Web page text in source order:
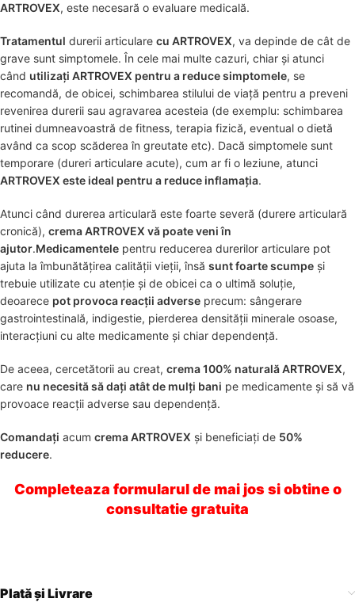
ARTROVEX, este necesară o evaluare medicală.
Tratamentul durerii articulare cu ARTROVEX, va depinde de cât de
grave sunt simptomele. În cele mai multe cazuri, chiar și atunci
când utilizați ARTROVEX pentru a reduce simptomele, se
recomandă, de obicei, schimbarea stilului de viață pentru a preveni
revenirea durerii sau agravarea acesteia (de exemplu: schimbarea
rutinei dumneavoastră de fitness, terapia fizică, eventual o dietă
având ca scop scăderea în greutate etc). Dacă simptomele sunt
temporare (dureri articulare acute), cum ar fi o leziune, atunci
ARTROVEX este ideal pentru a reduce inflamația.
Atunci când durerea articulară este foarte severă (durere articulară
cronică), crema ARTROVEX vă poate veni în
ajutor.Medicamentele pentru reducerea durerilor articulare pot
ajuta la îmbunătățirea calității vieții, însă sunt foarte scumpe și
trebuie utilizate cu atenție și de obicei ca o ultimă soluție,
deoarece pot provoca reacții adverse precum: sângerare
gastrointestinală, indigestie, pierderea densității minerale osoase,
interacțiuni cu alte medicamente și chiar dependență.
De aceea, cercetătorii au creat, crema 100% naturală ARTROVEX,
care nu necesită să dați atât de mulți bani pe medicamente și să vă
provoace reacții adverse sau dependență.
Comandați acum crema ARTROVEX și beneficiați de 50%
reducere.
Completeaza formularul de mai jos si obtine o
consultatie gratuita
Plată și Livrare